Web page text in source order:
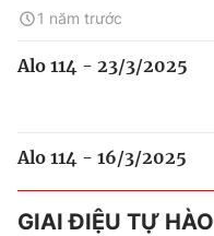
1 năm trước
Alo 114 - 23/3/2025
Alo 114 - 16/3/2025
GIAI ĐIỆU TỰ HÀO